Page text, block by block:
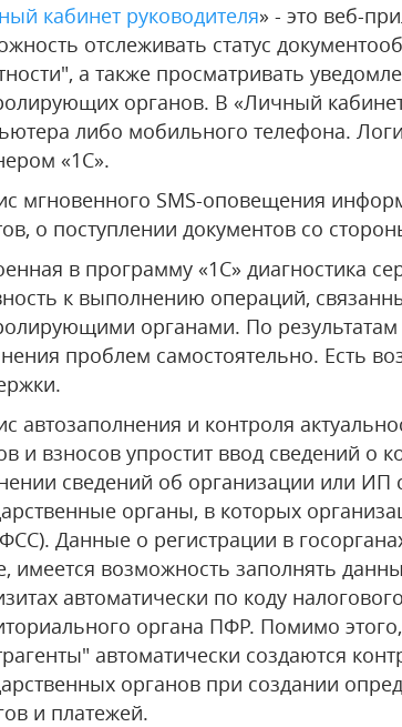
кабинет руководителя» - это веб-
отслеживать статус
а также просматривать
органов. В «Личный
либо мобильного телефона.
«1С».
мгновенного SMS-оповещения
о поступлении документов со
в программу «1С» диагностика
к выполнению операций,
органами. По
проблем самостоятельно. Есть
автозаполнения и контроля
и взносов упростит ввод сведений о
сведений об организации или ИП
органы, в которых
Данные о регистрации в
имеется возможность заполнять
автоматически по коду
органа ПФР. Помимо
автоматически создаются
органов при создании
и платежей.